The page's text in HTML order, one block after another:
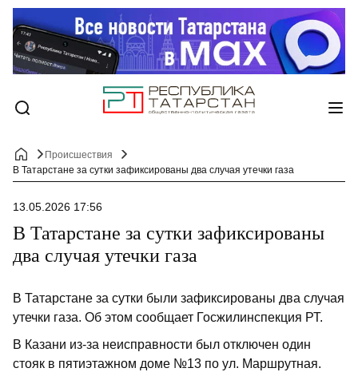
Происшествия
В Татарстане за сутки зафиксированы два случая утечки газа
13.05.2026 17:56
В Татарстане за сутки зафиксированы
два случая утечки газа
В Татарстане за сутки были зафиксированы два случая
утечки газа. Об этом сообщает Госжилинспекция РТ.
В Казани из-за неисправности был отключен один
стояк в пятиэтажном доме №13 по ул. Маршрутная.